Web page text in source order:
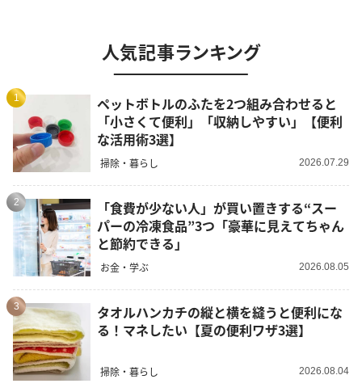
人気記事ランキング
1
ペットボトルのふたを2つ組み合わせると
「小さくて便利」「収納しやすい」【便利
な活用術3選】
掃除・暮らし 2026.07.29
2
「食費が少ない人」が買い置きする“スー
パーの冷凍食品”3つ「豪華に見えてちゃん
と節約できる」
お金・学ぶ 2026.08.05
3
タオルハンカチの縦と横を縫うと便利にな
る！マネしたい【夏の便利ワザ3選】
掃除・暮らし 2026.08.04